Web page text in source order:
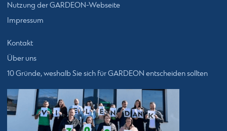
Nutzung der GARDEON-Webseite
Impressum
Kontakt
Über uns
10 Gründe, weshalb Sie sich für GARDEON entscheiden sollten